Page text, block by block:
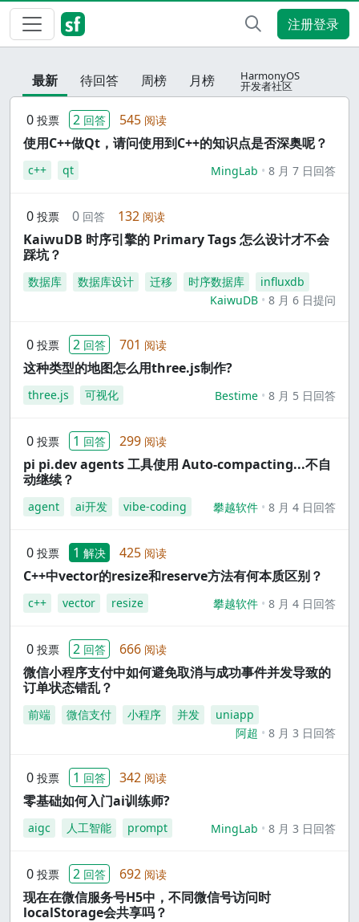
注册登录
最新 待回答 周榜 月榜 HarmonyOS
开发者社区
0 投票 2 回答 545 阅读
使用C++做Qt，请问使用到C++的知识点是否深奥呢？
c++ qt MingLab 8 月 7 日回答
0 投票 0 回答 132 阅读
KaiwuDB 时序引擎的 Primary Tags 怎么设计才不会
踩坑？
数据库 数据库设计 迁移 时序数据库
influxdb
KaiwuDB
8 月 6 日提问
0 投票 2 回答 701 阅读
这种类型的地图怎么用three.js制作?
three.js 可视化 Bestime 8 月 5 日回答
0 投票 1 回答 299 阅读
pi pi.dev agents 工具使用 Auto-compacting...不自
动继续？
agent ai开发 vibe-coding 攀越软件 8 月 4 日回答
0 投票 1 解决 425 阅读
C++中vector的resize和reserve方法有何本质区别？
c++ vector resize 攀越软件 8 月 4 日回答
0 投票 2 回答 666 阅读
微信小程序支付中如何避免取消与成功事件并发导致的
订单状态错乱？
前端 微信支付 小程序 并发
uniapp
阿超
8 月 3 日回答
0 投票 1 回答 342 阅读
零基础如何入门ai训练师?
aigc 人工智能 prompt MingLab 8 月 3 日回答
0 投票 2 回答 692 阅读
现在在微信服务号H5中，不同微信号访问时
localStorage会共享吗？